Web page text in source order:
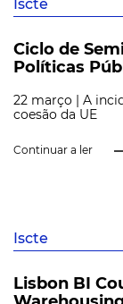
Iscte
Ciclo de
Políticas
22 março | A
coesão da UE
Continuar a ler
Iscte
Lisbon BI